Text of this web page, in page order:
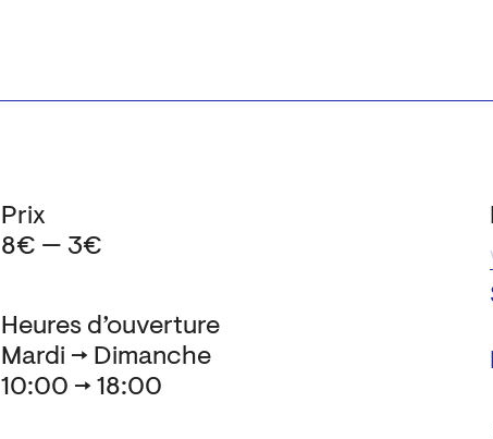
Heures d’ouverture
Mardi → Dimanche
10:00 → 18:00
Prix
8€ — 3€